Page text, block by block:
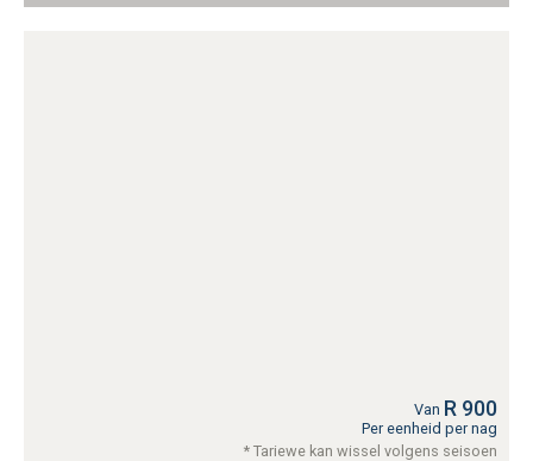
Van R 900
Per eenheid per nag
* Tariewe kan wissel volgens seisoen